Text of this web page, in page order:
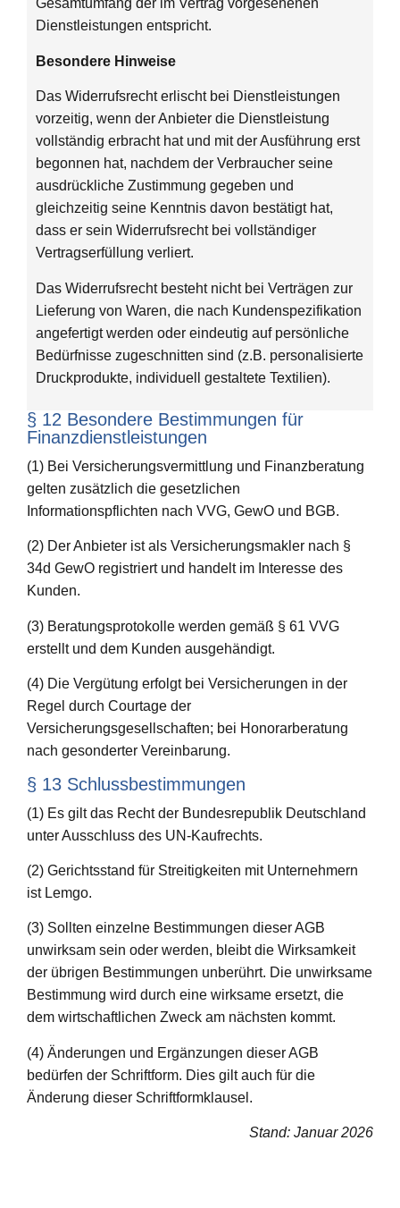
Gesamtumfang der im Vertrag vorgesehenen
Dienstleistungen entspricht.
Besondere Hinweise
Das Widerrufsrecht erlischt bei Dienstleistungen
vorzeitig, wenn der Anbieter die Dienstleistung
vollständig erbracht hat und mit der Ausführung erst
begonnen hat, nachdem der Verbraucher seine
ausdrückliche Zustimmung gegeben und
gleichzeitig seine Kenntnis davon bestätigt hat,
dass er sein Widerrufsrecht bei vollständiger
Vertragserfüllung verliert.
Das Widerrufsrecht besteht nicht bei Verträgen zur
Lieferung von Waren, die nach Kundenspezifikation
angefertigt werden oder eindeutig auf persönliche
Bedürfnisse zugeschnitten sind (z.B. personalisierte
Druckprodukte, individuell gestaltete Textilien).
§ 12 Besondere Bestimmungen für
Finanzdienstleistungen
(1) Bei Versicherungsvermittlung und Finanzberatung
gelten zusätzlich die gesetzlichen
Informationspflichten nach VVG, GewO und BGB.
(2) Der Anbieter ist als Versicherungsmakler nach §
34d GewO registriert und handelt im Interesse des
Kunden.
(3) Beratungsprotokolle werden gemäß § 61 VVG
erstellt und dem Kunden ausgehändigt.
(4) Die Vergütung erfolgt bei Versicherungen in der
Regel durch Courtage der
Versicherungsgesellschaften; bei Honorarberatung
nach gesonderter Vereinbarung.
§ 13 Schlussbestimmungen
(1) Es gilt das Recht der Bundesrepublik Deutschland
unter Ausschluss des UN-Kaufrechts.
(2) Gerichtsstand für Streitigkeiten mit Unternehmern
ist Lemgo.
(3) Sollten einzelne Bestimmungen dieser AGB
unwirksam sein oder werden, bleibt die Wirksamkeit
der übrigen Bestimmungen unberührt. Die unwirksame
Bestimmung wird durch eine wirksame ersetzt, die
dem wirtschaftlichen Zweck am nächsten kommt.
(4) Änderungen und Ergänzungen dieser AGB
bedürfen der Schriftform. Dies gilt auch für die
Änderung dieser Schriftformklausel.
Stand: Januar 2026